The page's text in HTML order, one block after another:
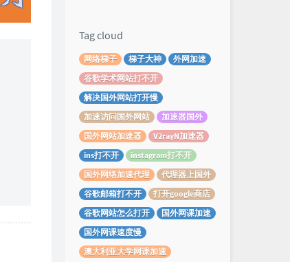
Tag cloud
网络梯子 梯子大神
外网加速
谷歌学术网站打不开
解决国外网站打开慢
加速访问国外网站
加速器国外
国外网站加速器
V2rayN加速器
ins打不开
instagram打不开
国外网络加速代理
代理器上国外
谷歌邮箱打不开
打开google商店
谷歌网站怎么打开
国外网课加速
国外网课速度慢
澳大利亚大学网课加速